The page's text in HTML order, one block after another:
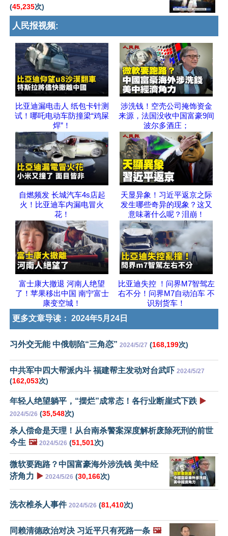
(45,235次)
人民报视频:
比亚迪漏电击人 纸包卡针测
试！哪吒电动车防撞梁“鸡屎
焊”！
涉洗钱！空壳公司掩饰资金
来源，法国没收中国富豪9间
波尔多酒庄；
自燃频发 长城汽车4s店起
火！比亚迪车内漏电冒火
花！
天显异象！习近平返京之际
发生哪些奇异的现象？这又
意味著什么呢？泪崩！
富士康大撤退 河南人绝望
了！苹果移出中国 南宁富士
康变空城！
比亚迪失控 ！问界M7智驾左
右不分！问界M7自动泊车 不
识别货车！
更多文章导读： 2024年5月24日
习外交无能 中俄朝陷“三角恋” 2024/5/27 (168,199次)
中共军中四大帮派内斗 福建帮主发动对台武吓 2024/5/27
(162,053次)
年轻人绝望躺平，“摆烂”成常态！各行业断崖式下跌 ▶️
2024/5/26 (35,548次)
杀人偿命是天理！从台南杀警案深度解析废除死刑的前世
今生 🖼️ 2024/5/26 (51,501次)
微软要跑路？中国富豪海外涉洗钱 美中经
济角力 ▶️ 2024/5/26 (30,166次)
洗衣椎杀人事件 2024/5/26 (81,410次)
同赖清德政治对决 习近平只有死路一条 🖼️